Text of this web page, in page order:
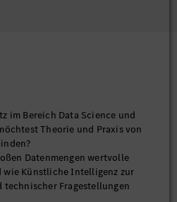
im Bereich Data Science und
Theorie und Praxis von
Datenmengen wertvolle
wie Künstliche Intelligenz zur
Fragestellungen